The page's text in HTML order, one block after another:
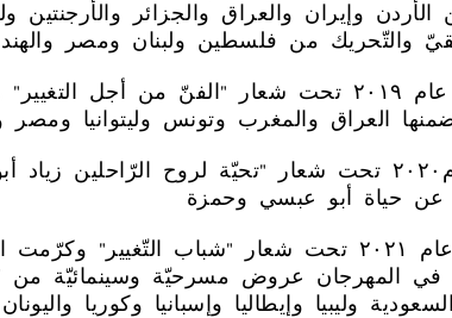
انطلقت الدّورة الثّالثة عام٢٠٢٠ تحت شعار
وانطلقت الدّورة الرّابعة عام ٢٠٢١ تحت شعار